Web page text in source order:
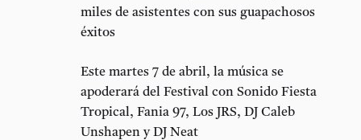
miles de asistentes con sus guapachosos
éxitos
Este martes 7 de abril, la música se
apoderará del Festival con Sonido Fiesta
Tropical, Fania 97, Los JRS, DJ Caleb
Unshapen y DJ Neat